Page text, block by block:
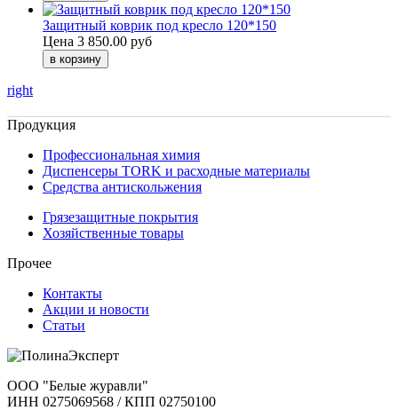
Защитный коврик под кресло 120*150
Цена 3 850.00 руб
right
Продукция
Профессиональная химия
Диспенсеры TORK и расходные материалы
Cредства антискольжения
Грязезащитные покрытия
Хозяйственные товары
Прочее
Контакты
Акции и новости
Статьи
ООО "Белые журавли"
ИНН 0275069568 / КПП 02750100